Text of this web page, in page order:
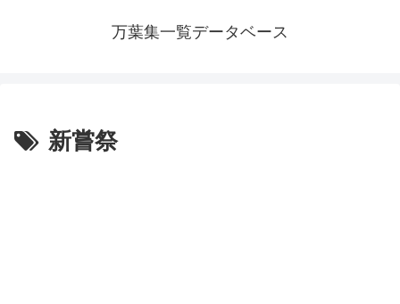
万葉集一覧データベース
新嘗祭